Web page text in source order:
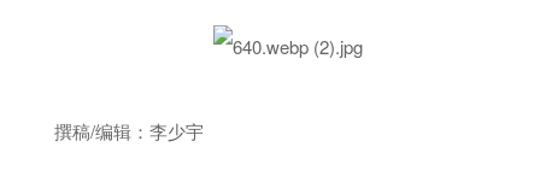
撰稿/编辑：李少宇